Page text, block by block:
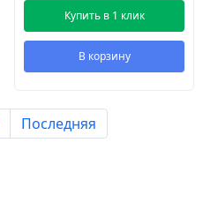
Купить в 1 клик
В корзину
Последняя